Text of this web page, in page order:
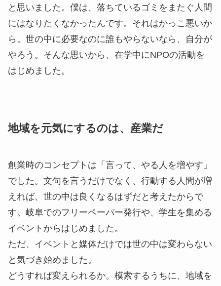
と思いました。僕は、落ちているゴミをまたぐ人間
にはなりたくなかったんです。それはかっこ悪いか
ら。世の中に必要なのに誰もやらないなら、自分が
やろう。そんな思いから、在学中にNPOの活動を
はじめました。
地域を元気にするのは、産業だ
創業時のコンセプトは「言って、やる人を増やす」
でした。文句を言うだけでなく、行動する人間が増
えれば、世の中は良くなるはずだと考えたからで
す。岐阜でのフリーペーパー発行や、学生を集める
イベントからはじめました。
ただ、イベントと媒体だけでは世の中は変わらない
と気づき始めました。
どうすれば変えられるか。模索するうちに、地域を